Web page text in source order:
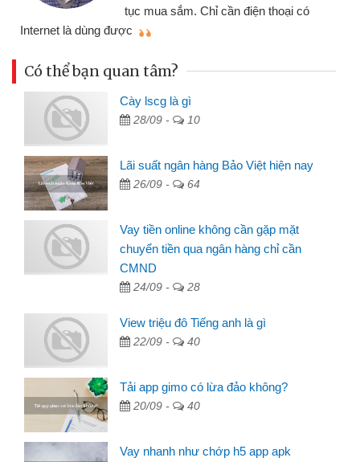
tục mua sắm. Chỉ cần điện thoại có
Internet là dùng được
Có thể bạn quan tâm?
Cày lscg là gì
28/09 - 10
Lãi suất ngân hàng Bảo Việt hiện nay
26/09 - 64
Vay tiền online không cần gặp mặt
chuyển tiền qua ngân hàng chỉ cần
CMND
24/09 - 28
View triệu đô Tiếng anh là gì
22/09 - 40
Tải app gimo có lừa đảo không?
20/09 - 40
Vay nhanh như chớp h5 app apk